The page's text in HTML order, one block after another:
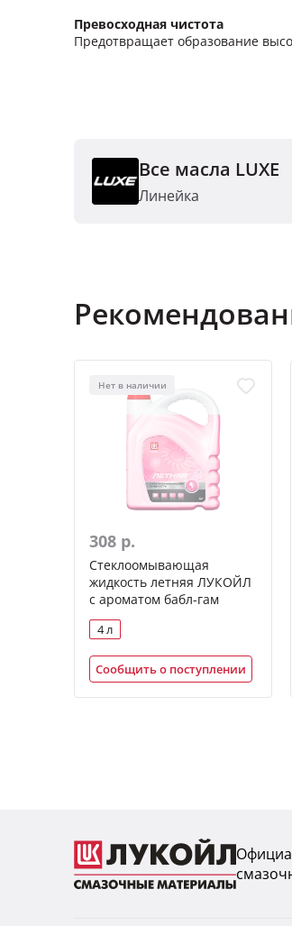
Превосходная чистота
Предотвращает образование
Все масла LUXE
Линейка
Нет в наличии
308 р.
Стеклоомывающая
жидкость летняя ЛУКОЙЛ
с ароматом бабл-гам
4 л
Сообщить о поступлении